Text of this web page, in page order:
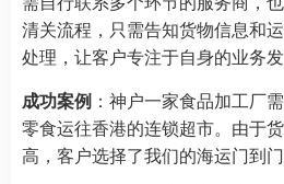
清关流程，只需告知货物信息和
处理，让客户专注于自身的业务发
成功案例 ：神户一家食品加工厂
零食运往香港的连锁超市。由于
高，客户选择了我们的海运门到门